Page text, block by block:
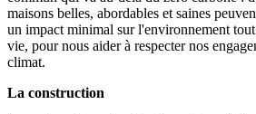
maisons belles, abordables et saines
un impact minimal sur l'environnement
vie, pour nous aider à respecter nos
climat.
La construction